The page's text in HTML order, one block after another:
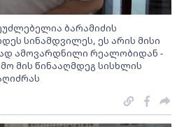
ბარამიძის
სინამდვილეს, ეს არის მისი
ამოვარდნილი რეალობიდან -
მის წინააღმდეგ სისხლის